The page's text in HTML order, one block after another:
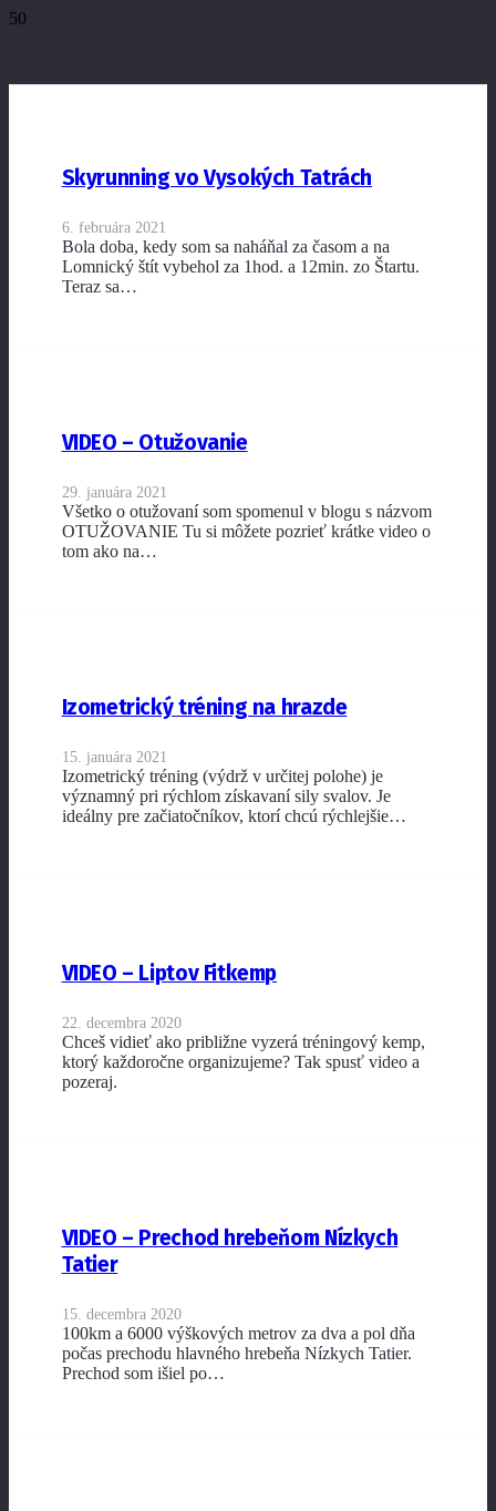
Skyrunning vo Vysokých Tatrách
6. februára 2021
Bola doba, kedy som sa naháňal za časom a na
Lomnický štít vybehol za 1hod. a 12min. zo Štartu.
Teraz sa…
VIDEO – Otužovanie
29. januára 2021
Všetko o otužovaní som spomenul v blogu s názvom
OTUŽOVANIE Tu si môžete pozrieť krátke video o
tom ako na…
Izometrický tréning na hrazde
15. januára 2021
Izometrický tréning (výdrž v určitej polohe) je
významný pri rýchlom získavaní sily svalov. Je
ideálny pre začiatočníkov, ktorí chcú rýchlejšie…
VIDEO – Liptov Fitkemp
22. decembra 2020
Chceš vidieť ako približne vyzerá tréningový kemp,
ktorý každoročne organizujeme? Tak spusť video a
pozeraj.
VIDEO – Prechod hrebeňom Nízkych
Tatier
15. decembra 2020
100km a 6000 výškových metrov za dva a pol dňa
počas prechodu hlavného hrebeňa Nízkych Tatier.
Prechod som išiel po…